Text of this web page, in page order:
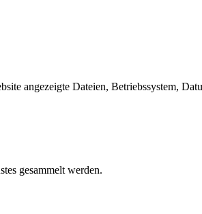
angezeigte Dateien, Betriebssystem,
gesammelt werden.